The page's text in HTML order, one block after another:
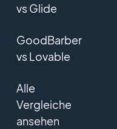
vs Glide
GoodBarber
vs Lovable
Alle
Vergleiche
ansehen